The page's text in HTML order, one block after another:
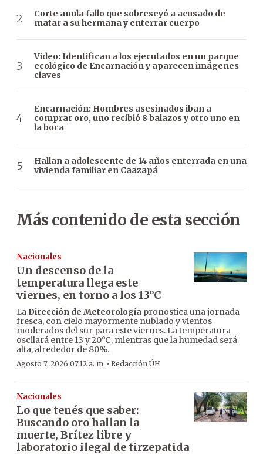
Corte anula fallo que sobreseyó a acusado de
matar a su hermana y enterrar cuerpo
Video: Identifican a los ejecutados en un parque
ecológico de Encarnación y aparecen imágenes
claves
Encarnación: Hombres asesinados iban a
comprar oro, uno recibió 8 balazos y otro uno en
la boca
Hallan a adolescente de 14 años enterrada en una
vivienda familiar en Caazapá
Más contenido de esta sección
Nacionales
Un descenso de la
temperatura llega este
viernes, en torno a los 13°C
La Dirección de Meteorología pronostica una jornada
fresca, con cielo mayormente nublado y vientos
moderados del sur para este viernes. La temperatura
oscilará entre 13 y 20°C, mientras que la humedad será
alta, alrededor de 80%.
Agosto 7, 2026 07:12 a. m. · Redacción ÚH
Nacionales
Lo que tenés que saber:
Buscando oro hallan la
muerte, Brítez libre y
laboratorio ilegal de tirzepatida